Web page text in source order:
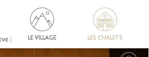
LE VILLAGE LES CHALETS